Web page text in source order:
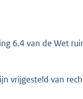
6.4 van de Wet
vrijgesteld van